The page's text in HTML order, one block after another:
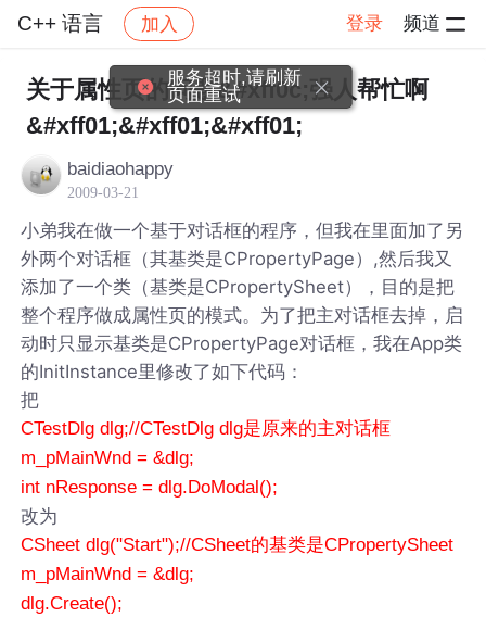
C++ 语言 加入 登录 频道
社区 C++ 语言 帖子详情
关于属性页的问题&#xff0c;强人帮忙啊
&#xff01;&#xff01;&#xff01;
baidiaohappy
2009-03-21
小弟我在做一个基于对话框的程序，但我在里面加了另
外两个对话框（其基类是CPropertyPage）,然后我又
添加了一个类（基类是CPropertySheet），目的是把
整个程序做成属性页的模式。为了把主对话框去掉，启
动时只显示基类是CPropertyPage对话框，我在App类
的InitInstance里修改了如下代码：
把
CTestDlg dlg;//CTestDlg dlg是原来的主对话框
m_pMainWnd = &dlg;
int nResponse = dlg.DoModal();
改为
CSheet dlg("Start");//CSheet的基类是CPropertySheet
m_pMainWnd = &dlg;
dlg.Create();
服务超时,请刷新
页面重试